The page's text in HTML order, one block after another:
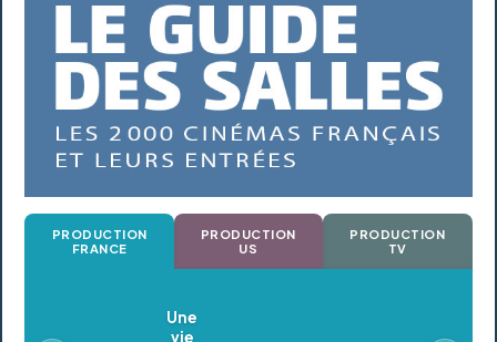
PRODUCTION
FRANCE
PRODUCTION
US
PRODUCTION
TV
Oldeupe